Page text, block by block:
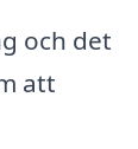
och det
att